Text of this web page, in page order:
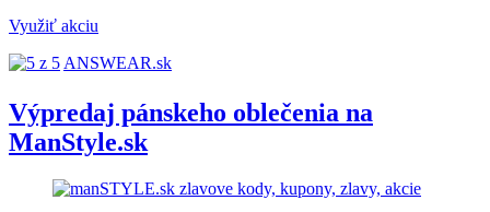
Využiť akciu
ANSWEAR.sk
Výpredaj pánskeho oblečenia na
ManStyle.sk